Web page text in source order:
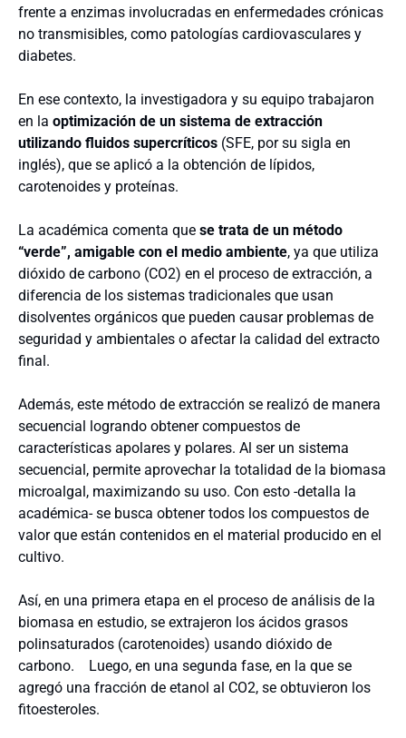
frente a enzimas involucradas en enfermedades crónicas
no transmisibles, como patologías cardiovasculares y
diabetes.
En ese contexto, la investigadora y su equipo trabajaron
en la optimización de un sistema de extracción
utilizando fluidos supercríticos (SFE, por su sigla en
inglés), que se aplicó a la obtención de lípidos,
carotenoides y proteínas.
La académica comenta que se trata de un método
“verde”, amigable con el medio ambiente, ya que utiliza
dióxido de carbono (CO2) en el proceso de extracción, a
diferencia de los sistemas tradicionales que usan
disolventes orgánicos que pueden causar problemas de
seguridad y ambientales o afectar la calidad del extracto
final.
Además, este método de extracción se realizó de manera
secuencial logrando obtener compuestos de
características apolares y polares. Al ser un sistema
secuencial, permite aprovechar la totalidad de la biomasa
microalgal, maximizando su uso. Con esto -detalla la
académica- se busca obtener todos los compuestos de
valor que están contenidos en el material producido en el
cultivo.
Así, en una primera etapa en el proceso de análisis de la
biomasa en estudio, se extrajeron los ácidos grasos
polinsaturados (carotenoides) usando dióxido de
carbono. Luego, en una segunda fase, en la que se
agregó una fracción de etanol al CO2, se obtuvieron los
fitoesteroles.